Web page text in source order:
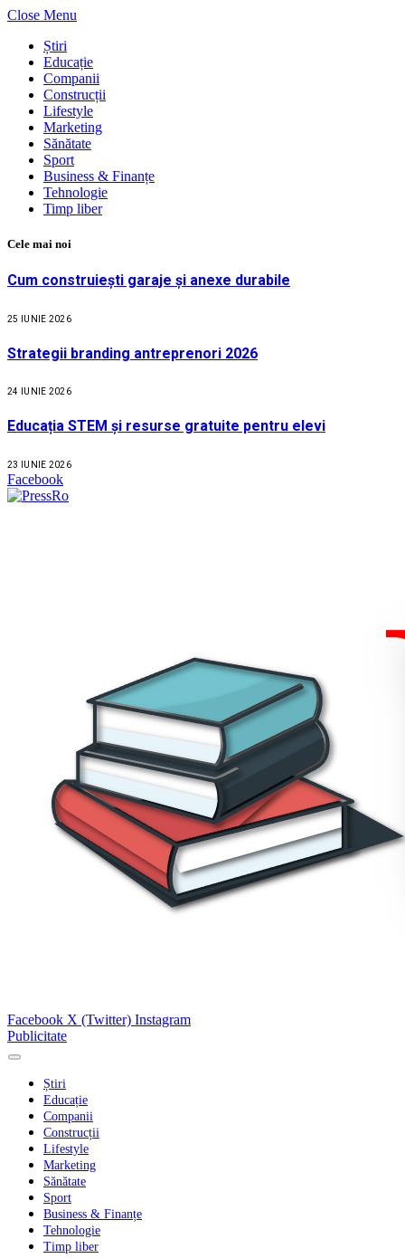
Close Menu
Știri
Educație
Companii
Construcții
Lifestyle
Marketing
Sănătate
Sport
Business & Finanțe
Tehnologie
Timp liber
Cele mai noi
Cum construiești garaje și anexe durabile
25 IUNIE 2026
Strategii branding antreprenori 2026
24 IUNIE 2026
Educația STEM și resurse gratuite pentru elevi
23 IUNIE 2026
Facebook
Facebook X (Twitter) Instagram
Publicitate
Știri
Educație
Companii
Construcții
Lifestyle
Marketing
Sănătate
Sport
Business & Finanțe
Tehnologie
Timp liber